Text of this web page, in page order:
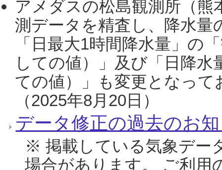
アメダスの松島観測所（熊
測データを精査し、降水
「日最大1時間降水量」の
しての値）」及び「日降
ての値）」も変更となっ
（2025年8月20日）
データ修正の過去のお
※ 掲載している気象デー
場合があります。 ご利用